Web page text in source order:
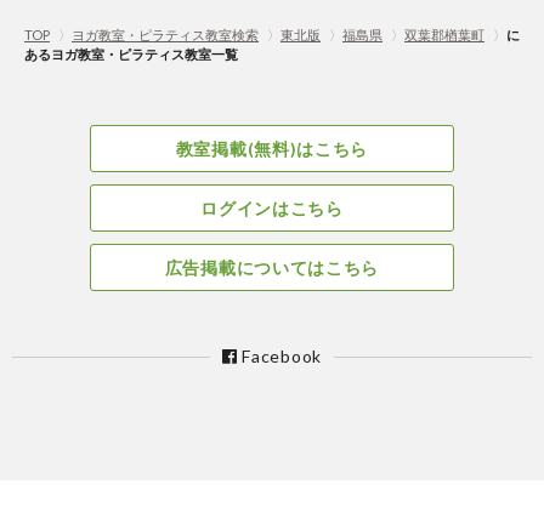
TOP 〉 ヨガ教室・ピラティス教室検索 〉 東北版 〉 福島県 〉 双葉郡楢葉町 〉 に
あるヨガ教室・ピラティス教室一覧
教室掲載(無料)はこちら
ログインはこちら
広告掲載についてはこちら
Facebook